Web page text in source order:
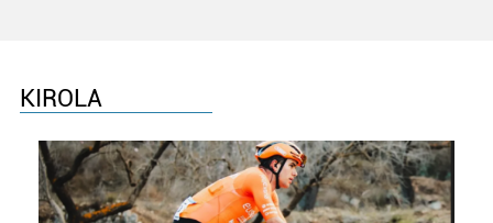
KIROLA